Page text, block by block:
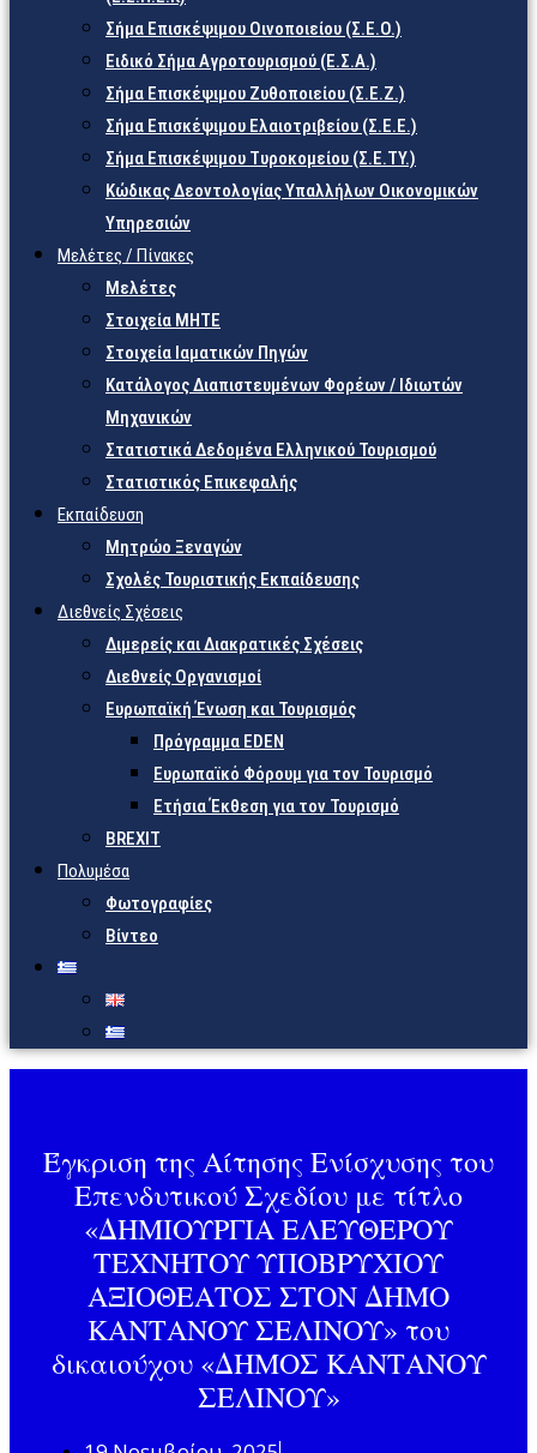
Σήμα Επισκέψιμου Οινοποιείου (Σ.Ε.Ο.)
Ειδικό Σήμα Αγροτουρισμού (Ε.Σ.Α.)
Σήμα Επισκέψιμου Ζυθοποιείου (Σ.Ε.Ζ.)
Σήμα Επισκέψιμου Ελαιοτριβείου (Σ.Ε.Ε.)
Σήμα Επισκέψιμου Τυροκομείου (Σ.Ε.TY.)
Κώδικας Δεοντολογίας Υπαλλήλων Οικονομικών
Υπηρεσιών
Μελέτες / Πίνακες
Μελέτες
Στοιχεία ΜΗΤΕ
Στοιχεία Ιαματικών Πηγών
Κατάλογος Διαπιστευμένων Φορέων / Ιδιωτών
Μηχανικών
Στατιστικά Δεδομένα Ελληνικού Τουρισμού
Στατιστικός Επικεφαλής
Εκπαίδευση
Μητρώο Ξεναγών
Σχολές Τουριστικής Εκπαίδευσης
Διεθνείς Σχέσεις
Διμερείς και Διακρατικές Σχέσεις
Διεθνείς Οργανισμοί
Ευρωπαϊκή Ένωση και Τουρισμός
Πρόγραμμα EDEN
Ευρωπαϊκό Φόρουμ για τον Τουρισμό
Ετήσια Έκθεση για τον Τουρισμό
BREXIT
Πολυμέσα
Φωτογραφίες
Βίντεο
Έγκριση της Αίτησης Ενίσχυσης του
Επενδυτικού Σχεδίου με τίτλο
«ΔΗΜΙΟΥΡΓΙΑ ΕΛΕΥΘΕΡΟΥ
ΤΕΧΝΗΤΟΥ ΥΠΟΒΡΥΧΙΟΥ
ΑΞΙΟΘΕΑΤΟΣ ΣΤΟΝ ΔΗΜΟ
ΚΑΝΤΑΝΟΥ ΣΕΛΙΝΟΥ» του
δικαιούχου «ΔΗΜΟΣ ΚΑΝΤΑΝΟΥ
ΣΕΛΙΝΟΥ»